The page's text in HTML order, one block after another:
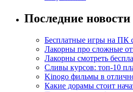
Последние новости
Бесплатные игры на ПК
Лакорны про сложные
Лакорны смотреть
Сливы курсов: топ-10
Kinogo фильмы в
Какие дорамы стоит